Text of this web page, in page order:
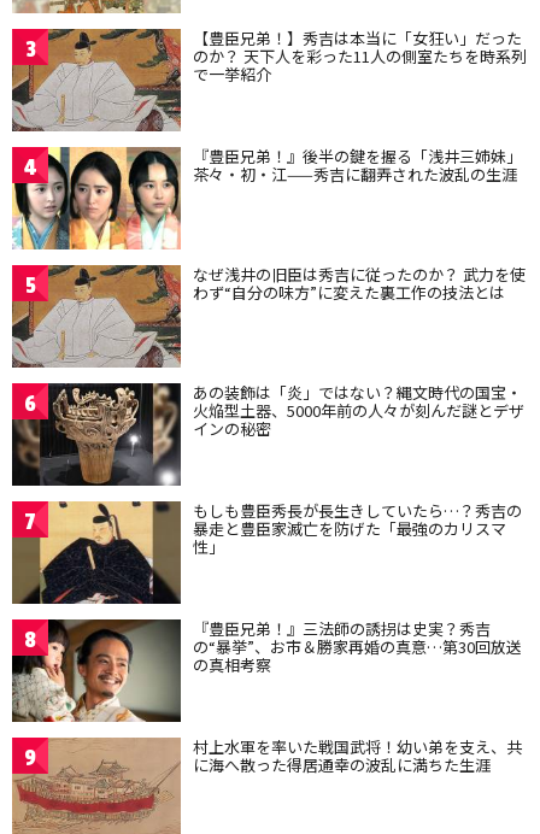
3 【豊臣兄弟！】秀吉は本当に「女狂い」だった
のか？ 天下人を彩った11人の側室たちを時系列
で一挙紹介
4 『豊臣兄弟！』後半の鍵を握る「浅井三姉妹」
茶々・初・江——秀吉に翻弄された波乱の生涯
5 なぜ浅井の旧臣は秀吉に従ったのか？ 武力を使
わず“自分の味方”に変えた裏工作の技法とは
6 あの装飾は「炎」ではない？縄文時代の国宝・
火焔型土器、5000年前の人々が刻んだ謎とデザ
インの秘密
7 もしも豊臣秀長が長生きしていたら…？秀吉の
暴走と豊臣家滅亡を防げた「最強のカリスマ
性」
8 『豊臣兄弟！』三法師の誘拐は史実？秀吉
の“暴挙”、お市＆勝家再婚の真意…第30回放送
の真相考察
9 村上水軍を率いた戦国武将！幼い弟を支え、共
に海へ散った得居通幸の波乱に満ちた生涯